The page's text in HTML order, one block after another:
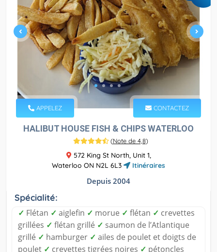
APPELEZ CONTACTEZ
HALIBUT HOUSE FISH & CHIPS WATERLOO
(Note de 4,8)
572 King St North, Unit 1,
Waterloo ON N2L 6L3
Itinéraires
Depuis 2004
Spécialité:
✓ Flétan ✓ aiglefin ✓ morue ✓ flétan ✓ crevettes
grillées ✓ flétan grillé ✓ saumon de l’Atlantique
grillé ✓ hamburger ✓ ailes de poulet et doigts de
poulet ✓ crevettes tigrées noires ✓ pétoncles